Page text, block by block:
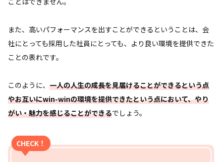
また、高いパフォーマンスを出すことができるということは、会
社にとっても採用した社員にとっても、より良い環境を提供できた
ことの表れです。
このように、 一人の人生の成長を見届けることができるという点
やお互いにwin-winの環境を提供できたという点において、やり
がい・魅力を感じることができるでしょう。
CHECK！